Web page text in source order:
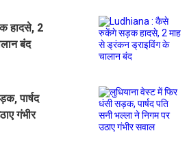
हादसे, 2
बंद
पार्षद
गंभीर